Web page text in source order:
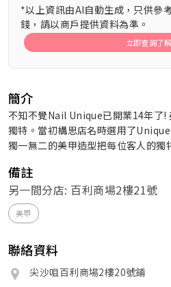
*以上資訊由AI自動生成，只供參
錢，請以商戶提供資料為準。
立即查詢了
簡介
不知不覺Nail Unique已開業14年了!
獨特。當初構思店名時選用了
獨一無二的美甲造型把每位客人的獨
備註
另一間分店: 百利商場2樓21號
美甲
聯絡資料
尖沙咀百利商場2樓20號鋪